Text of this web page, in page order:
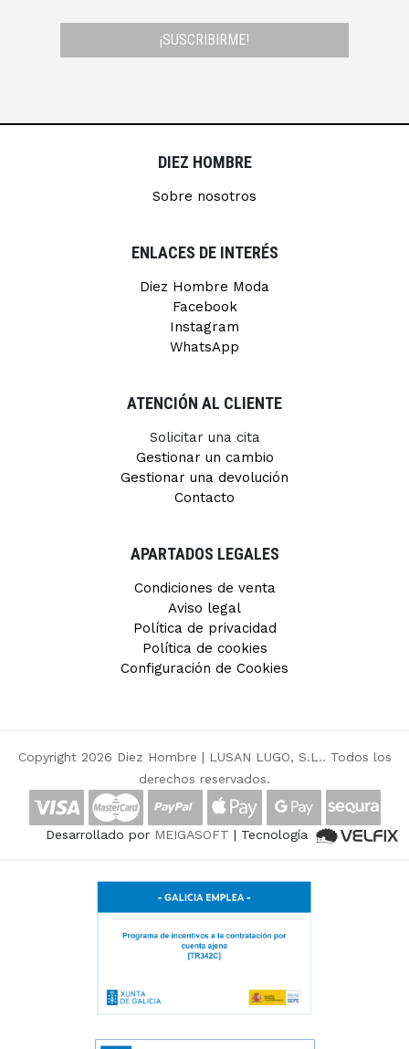
¡SUSCRIBIRME!
DIEZ HOMBRE
Sobre nosotros
ENLACES DE INTERÉS
Diez Hombre Moda
Facebook
Instagram
WhatsApp
ATENCIÓN AL CLIENTE
Solicitar una cita
Gestionar un cambio
Gestionar una devolución
Contacto
APARTADOS LEGALES
Condiciones de venta
Aviso legal
Política de privacidad
Política de cookies
Configuración de Cookies
Copyright 2026 Diez Hombre | LUSAN LUGO, S.L.. Todos los
derechos reservados.
Desarrollado por MEIGASOFT | Tecnología